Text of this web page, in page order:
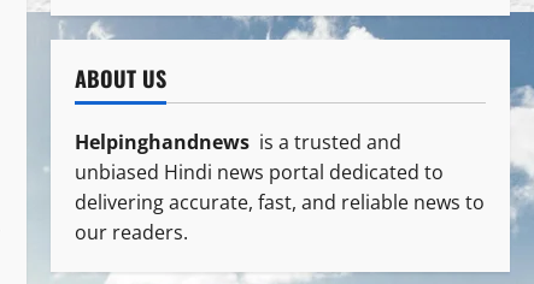
ABOUT US
Helpinghandnews is a trusted and
unbiased Hindi news portal dedicated to
delivering accurate, fast, and reliable news to
our readers.